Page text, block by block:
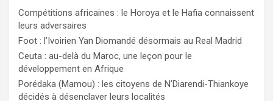
Compétitions africaines : le Horoya et le Hafia connaissent
leurs adversaires
Foot : l’Ivoirien Yan Diomandé désormais au Real Madrid
Ceuta : au-delà du Maroc, une leçon pour le
développement en Afrique
Porédaka (Mamou) : les citoyens de N’Diarendi-Thiankoye
décidés à désenclaver leurs localités